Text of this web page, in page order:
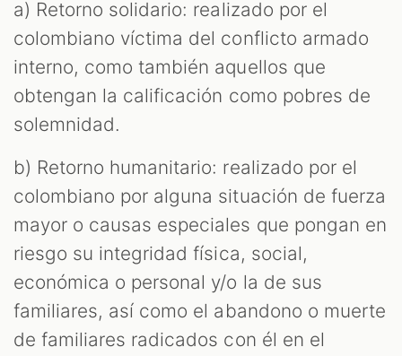
a) Retorno solidario: realizado por el
colombiano víctima del conflicto armado
interno, como también aquellos que
obtengan la calificación como pobres de
solemnidad.
b) Retorno humanitario: realizado por el
colombiano por alguna situación de fuerza
mayor o causas especiales que pongan en
riesgo su integridad física, social,
económica o personal y/o la de sus
familiares, así como el abandono o muerte
de familiares radicados con él en el